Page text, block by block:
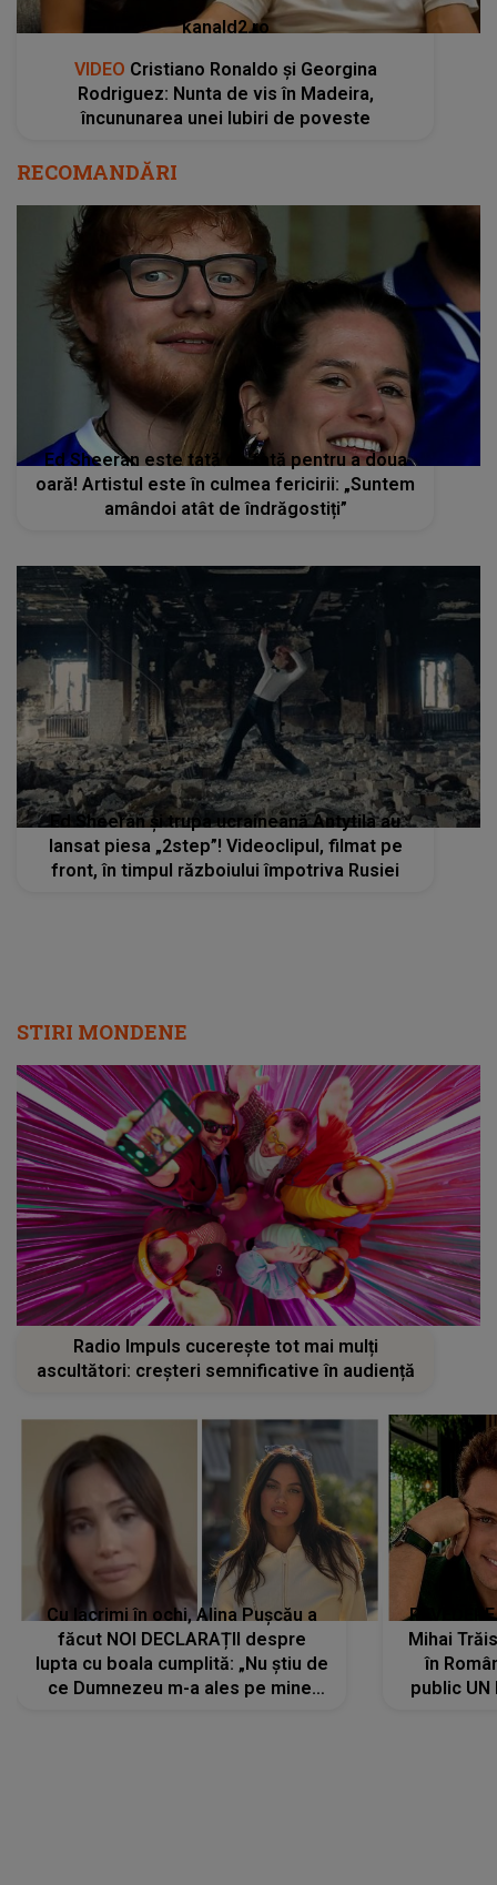
kanald2.ro
VIDEO Cristiano Ronaldo și Georgina
Rodriguez: Nunta de vis în Madeira,
încununarea unei Iubiri de poveste
RECOMANDĂRI
Ed Sheeran este tată de fată pentru a doua
oară! Artistul este în culmea fericirii: „Suntem
amândoi atât de îndrăgostiți”
Ed Sheeran și trupa ucraineană Antytila au
lansat piesa „2step”! Videoclipul, filmat pe
front, în timpul războiului împotriva Rusiei
STIRI MONDENE
Radio Impuls cucerește tot mai mulți
ascultători: creșteri semnificative în audiență
Cu lacrimi în ochi, Alina Pușcău a
făcut NOI DECLARAȚII despre
lupta cu boala cumplită: „Nu știu de
ce Dumnezeu m-a ales pe mine.
Mihai
în
public UN